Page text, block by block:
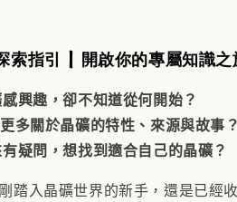
索指引 | 開啟你的專屬知識之
興趣，卻不知道從何開始？
多關於晶礦的特性、來源與故事？
疑問，想找到適合自己的晶礦？
踏入晶礦世界的新手，還是已